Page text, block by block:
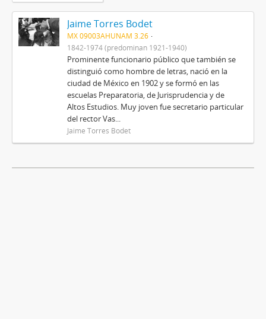
Jaime Torres Bodet
MX 09003AHUNAM 3.26
1842-1974 (predominan 1921-1940)
Prominente funcionario público que también se
distinguió como hombre de letras, nació en la
ciudad de México en 1902 y se formó en las
escuelas Preparatoria, de Jurisprudencia y de
Altos Estudios. Muy joven fue secretario particular
del rector Vas...
Jaime Torres Bodet